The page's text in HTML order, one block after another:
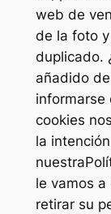
web de
de la foto
duplicado.
añadido
informarse
cookies
la
le vamos
retirar su